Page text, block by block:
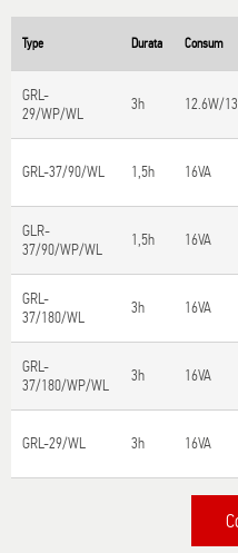
Type Durata Consum
GRL-
29/WP/WL
3h 12.6W/
GRL-37/90/WL 1,5h 16VA
GLR-
37/90/WP/WL
1,5h 16VA
GRL-
37/180/WL
3h 16VA
GRL-
37/180/WP/WL
3h 16VA
GRL-29/WL 3h 16VA